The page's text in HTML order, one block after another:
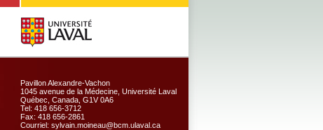
Pavillon Alexandre-Vachon
1045 avenue de la Médecine, Université Laval
Québec, Canada, G1V 0A6
Tel: 418 656-3712
Fax: 418 656-2861
Courriel: sylvain.moineau@bcm.ulaval.ca